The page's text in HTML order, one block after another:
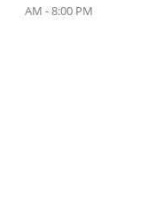
AM - 8:00 PM